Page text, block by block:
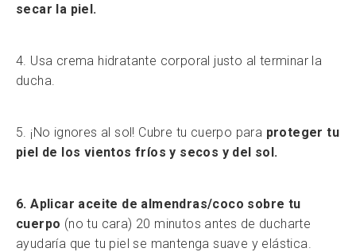
secar la piel.
4. Usa crema hidratante corporal justo al terminar la
ducha.
5. ¡No ignores al sol! Cubre tu cuerpo para proteger tu
piel de los vientos fríos y secos y del sol.
6. Aplicar aceite de almendras/coco sobre tu
cuerpo (no tu cara) 20 minutos antes de ducharte
ayudaría que tu piel se mantenga suave y elástica.